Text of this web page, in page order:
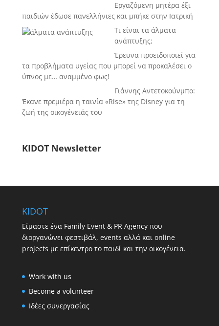
Εργαζόμενη μητέρα έξι
παιδιών έδωσε πανελλήνιες και μπήκε στην Ιατρική
Τι είναι τα άλματα
ανάπτυξης;
Έρευνα προειδοποιεί για
τα προβλήματα υγείας που μπορεί να προκαλέσει ο
ύπνος με… αναμμένο φως!
Γιάννης Αντετοκούνμπο:
Έκανε πρεμιέρα η ταινία «Rise» της Disney για τη
ζωή της οικογένειάς του
KIDOT Newsletter
KIDOT
Είμαστε ένα Family Event & PR Agency που
διοργανώνει φεστιβάλ, events αλλά και online
projects με επίκεντρο το παιδί και την οικογένεια.
Work with us
Become a volunteer
Ιδέες συνεργασίας